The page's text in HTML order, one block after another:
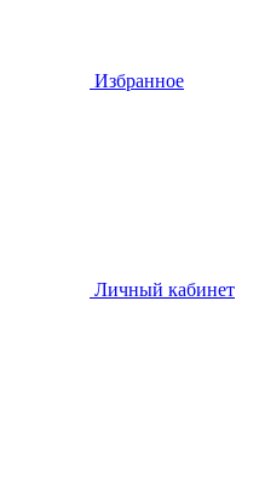
Избранное
Личный кабинет